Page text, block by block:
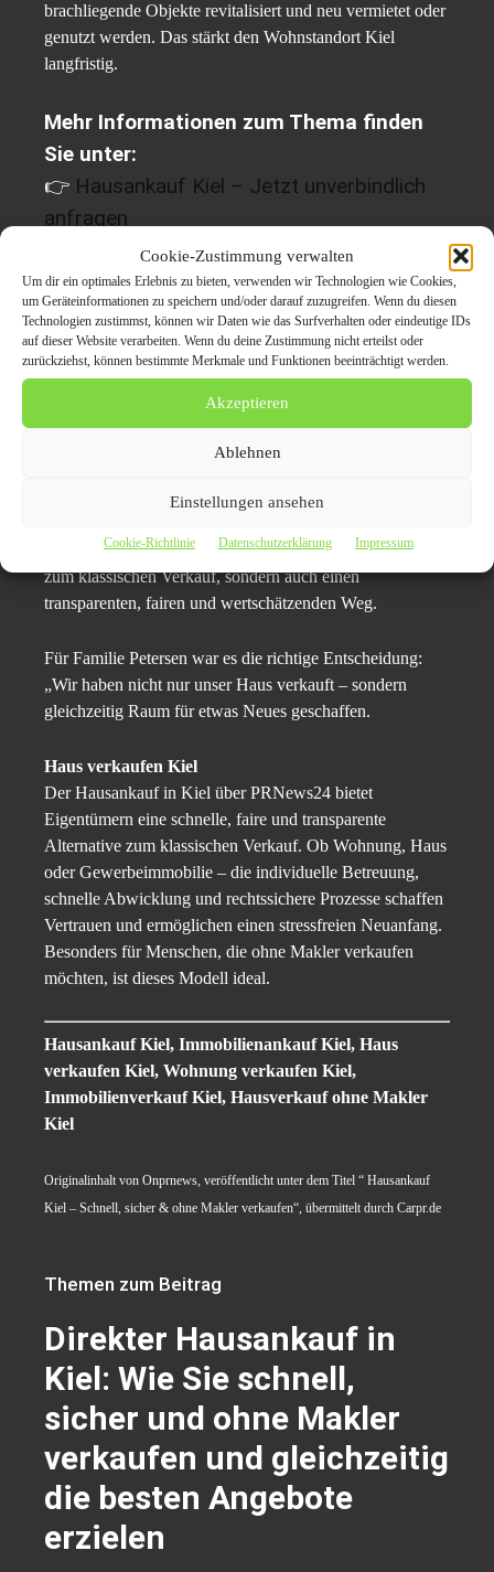
Cookie-Zustimmung verwalten
Um dir ein optimales Erlebnis zu bieten, verwenden wir Technologien wie Cookies,
um Geräteinformationen zu speichern und/oder darauf zuzugreifen. Wenn du diesen
Technologien zustimmst, können wir Daten wie das Surfverhalten oder eindeutige IDs
auf dieser Website verarbeiten. Wenn du deine Zustimmung nicht erteilst oder
zurückziehst, können bestimmte Merkmale und Funktionen beeinträchtigt werden.
Akzeptieren
Ablehnen
Einstellungen ansehen
Cookie-Richtlinie Datenschutzerklärung Impressum
brachliegende Objekte revitalisiert und neu vermietet oder
genutzt werden. Das stärkt den Wohnstandort Kiel
langfristig.
Mehr Informationen zum Thema finden
Sie unter:
👉 Hausankauf Kiel – Jetzt unverbindlich
anfragen
Sicher & schnell verkaufen ohne Makler
Fazit: Wenn Vertrauen
wichtiger ist als Tempo
ist kein gewöhnlicher Schritt
– er ist oft mit Emotionen, Erinnerungen und auch
seriösen, menschlich wie fachlich kompetenten Partner an
Hausankauf in Kielnicht nur eine stressfreie Alternative
zum klassischen Verkauf, sondern auch einen
transparenten, fairen und wertschätzenden Weg.
Für Familie Petersen war es die richtige Entscheidung:
„Wir haben nicht nur unser Haus verkauft – sondern
gleichzeitig Raum für etwas Neues geschaffen.
Haus verkaufen Kiel
Der Hausankauf in Kiel über PRNews24 bietet
Eigentümern eine schnelle, faire und transparente
Alternative zum klassischen Verkauf. Ob Wohnung, Haus
oder Gewerbeimmobilie – die individuelle Betreuung,
schnelle Abwicklung und rechtssichere Prozesse schaffen
Vertrauen und ermöglichen einen stressfreien Neuanfang.
Besonders für Menschen, die ohne Makler verkaufen
möchten, ist dieses Modell ideal.
Hausankauf Kiel, Immobilienankauf Kiel, Haus
verkaufen Kiel, Wohnung verkaufen Kiel,
Immobilienverkauf Kiel, Hausverkauf ohne Makler
Kiel
Originalinhalt von Onprnews, veröffentlicht unter dem Titel “ Hausankauf
Kiel – Schnell, sicher & ohne Makler verkaufen“, übermittelt durch Carpr.de
Themen zum Beitrag
Direkter Hausankauf in
Kiel: Wie Sie schnell,
sicher und ohne Makler
verkaufen und gleichzeitig
die besten Angebote
erzielen